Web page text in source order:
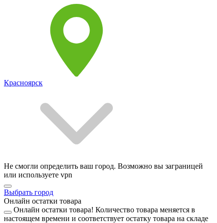
Красноярск
Не смогли определить ваш город. Возможно вы заграницей
или используете vpn
Выбрать город
Онлайн остатки товара
Онлайн остатки товара! Количество товара меняется в
настоящем времени и соответствует остатку товара на складе